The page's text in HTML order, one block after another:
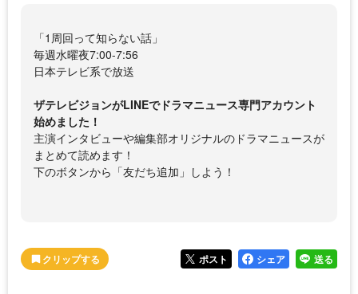
「1周回って知らない話」
毎週水曜夜7:00-7:56
日本テレビ系で放送
ザテレビジョンがLINEでドラマニュース専門アカウント
始めました！
主演インタビューや編集部オリジナルのドラマニュースが
まとめて読めます！
下のボタンから「友だち追加」しよう！
ポスト シェア 送る